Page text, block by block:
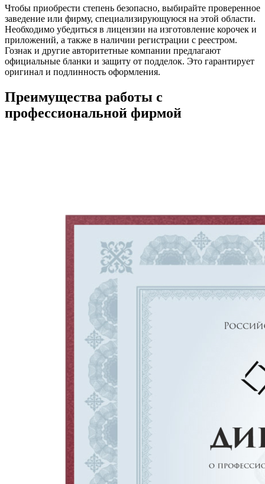
Чтобы приобрести степень безопасно, выбирайте проверенное
заведение или фирму, специализирующуюся на этой области.
Необходимо убедиться в лицензии на изготовление корочек и
приложений, а также в наличии регистрации с реестром.
Гознак и другие авторитетные компании предлагают
официальные бланки и защиту от подделок. Это гарантирует
оригинал и подлинность оформления.
Преимущества работы с
профессиональной фирмой